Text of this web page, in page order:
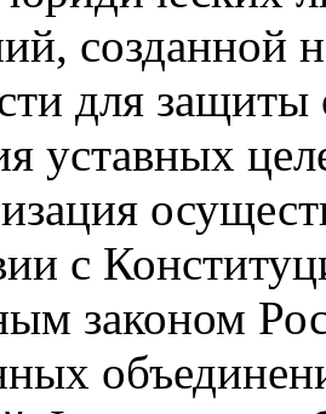
созданной
для
уставных
с
законом